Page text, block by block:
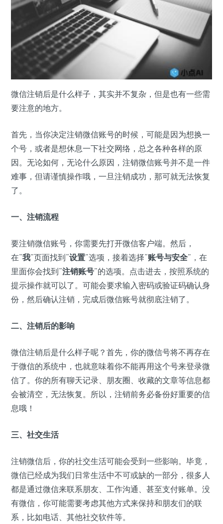
微信注销后是什么样子，其实并不复杂，但是也有一些需
要注意的地方。
首先，当你决定注销微信账号的时候，可能是因为想换一
个号，或者是想休息一下社交网络，总之各种各样的原
因。无论如何，无论什么原因，注销微信账号并不是一件
难事，但请谨慎操作哦，一旦注销成功，那可就无法恢复
了。
一、注销流程
要注销微信账号，你需要先打开微信客户端。然后，
在“我”页面找到“设置”选项，接着选择“账号与安全”，在
里面你会找到“注销账号”的选项。点击进去，按照系统的
提示操作就可以了。可能会要求输入密码或验证码确认身
份，然后确认注销，完成后微信账号就彻底注销了。
二、注销后的影响
微信注销后是什么样子呢？首先，你的微信号将不再存在
于微信的系统中，也就意味着你不能再用这个号来登录微
信了。你的所有聊天记录、朋友圈、收藏的文章等信息都
会被清空，无法恢复。所以，注销前务必备份好重要的信
息哦！
三、社交生活
注销微信后，你的社交生活可能会受到一些影响。毕竟，
微信已经成为我们日常生活中不可或缺的一部分，很多人
都是通过微信来联系朋友、工作沟通、甚至支付账单。没
有微信，你可能需要考虑其他方式来保持和朋友们的联
系，比如电话、其他社交软件等。